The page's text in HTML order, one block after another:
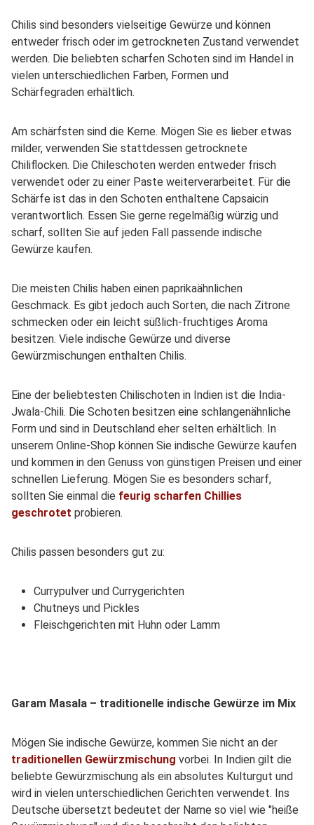
Chilis sind besonders vielseitige Gewürze und können
entweder frisch oder im getrockneten Zustand verwendet
werden. Die beliebten scharfen Schoten sind im Handel in
vielen unterschiedlichen Farben, Formen und
Schärfegraden erhältlich.
Am schärfsten sind die Kerne. Mögen Sie es lieber etwas
milder, verwenden Sie stattdessen getrocknete
Chiliflocken. Die Chileschoten werden entweder frisch
verwendet oder zu einer Paste weiterverarbeitet. Für die
Schärfe ist das in den Schoten enthaltene Capsaicin
verantwortlich. Essen Sie gerne regelmäßig würzig und
scharf, sollten Sie auf jeden Fall passende indische
Gewürze kaufen.
Die meisten Chilis haben einen paprikaähnlichen
Geschmack. Es gibt jedoch auch Sorten, die nach Zitrone
schmecken oder ein leicht süßlich-fruchtiges Aroma
besitzen. Viele indische Gewürze und diverse
Gewürzmischungen enthalten Chilis.
Eine der beliebtesten Chilischoten in Indien ist die India-
Jwala-Chili. Die Schoten besitzen eine schlangenähnliche
Form und sind in Deutschland eher selten erhältlich. In
unserem Online-Shop können Sie indische Gewürze kaufen
und kommen in den Genuss von günstigen Preisen und einer
schnellen Lieferung. Mögen Sie es besonders scharf,
sollten Sie einmal die feurig scharfen Chillies
geschrotet probieren.
Chilis passen besonders gut zu:
Currypulver und Currygerichten
Chutneys und Pickles
Fleischgerichten mit Huhn oder Lamm
Garam Masala – traditionelle indische Gewürze im Mix
Mögen Sie indische Gewürze, kommen Sie nicht an der
traditionellen Gewürzmischung vorbei. In Indien gilt die
beliebte Gewürzmischung als ein absolutes Kulturgut und
wird in vielen unterschiedlichen Gerichten verwendet. Ins
Deutsche übersetzt bedeutet der Name so viel wie "heiße